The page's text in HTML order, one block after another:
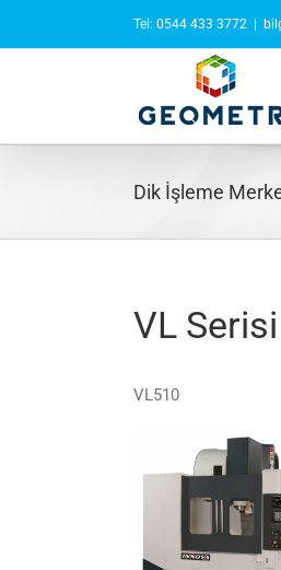
content
Tel: 0544 433 3772
Dik İşleme
VL Serisi
VL510